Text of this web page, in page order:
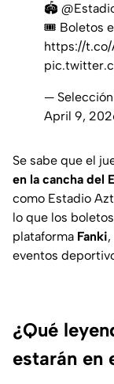
🏟️
🎟️ Boletos
https://t.co/
—
April 9,
Se sabe que el
en la cancha del
como Estadio
lo que los
plataforma Fanki
eventos
¿Qué
estarán en